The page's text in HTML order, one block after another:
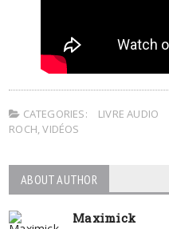
CATEGORIES:
LIVRE AUDIO
ROCH,VIDÉOS
ABOUT AUTHOR
Maximick